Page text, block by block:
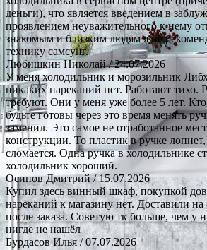
деньги), что является введением в
проявлением неуважительного к нему
знакомым и близким людям я не
технику самсунг.
Любишкин Николай/ 24.07.2026
У меня холодильник и морозильник
никаких нареканий нет. Работают тихо.
требуют. Они у меня уже более 5 лет.
будьте готовы через это время менять
заменил. Это самое не отработанное
конструкции. То пластик в ручке
сломается. Одна ручка в холодильнике
холодильник хороший.
Осипов Дмитрий/ 15.07.2026
Купил здесь винный шкаф, покупкой
нареканий к магазину нет. Доставили
после заказа. Советую тк больше, чем у
нигде не нашёл
Бурдасов Илья/ 07.07.2026